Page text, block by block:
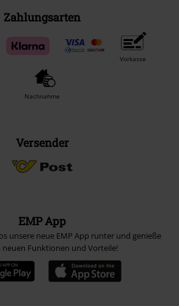
Zahlungsarten
Vorkasse
Nachnahme
Versender
EMP App
unsere neue EMP App runter und genieße
neuen Funktionen und Vorteile!